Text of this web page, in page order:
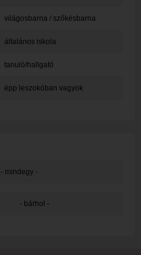
világosbarna / szőkésbarna
általános iskola
tanuló/hallgató
épp leszokóban vagyok
- mindegy -
- bárhol -